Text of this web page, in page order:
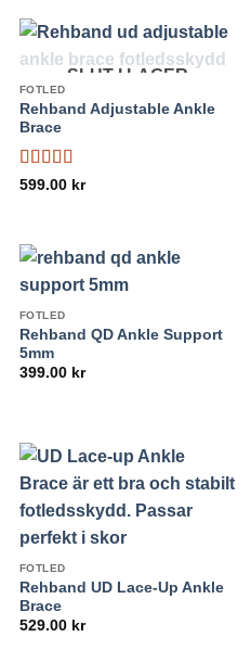
229.00 kr.179.00 kr.
SLUT I LAGER
FOTLED
Rehband Adjustable Ankle
Brace
Betygsatt
599.00 kr
FOTLED
Rehband QD Ankle Support
5mm
399.00 kr
FOTLED
Rehband UD Lace-Up Ankle
Brace
529.00 kr